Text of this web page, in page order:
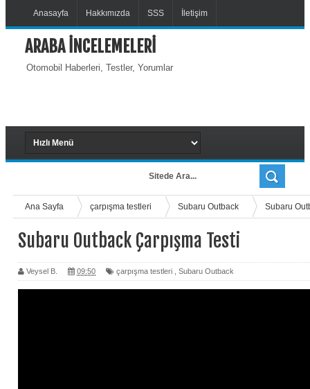
Anasayfa Hakkımızda SSS İletişim
ARABA İNCELEMELERİ
Otomobil Haberleri, Testler, Yorumlar
Ana Sayfa çarpışma testleri Subaru Outback Subaru
Subaru Outback Çarpışma Testi
Veysel B. 09:50 çarpışma testleri Subaru Outback